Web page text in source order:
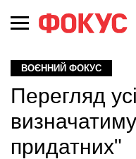
ВОЄННИЙ ФОКУС
Перегляд
придатних"